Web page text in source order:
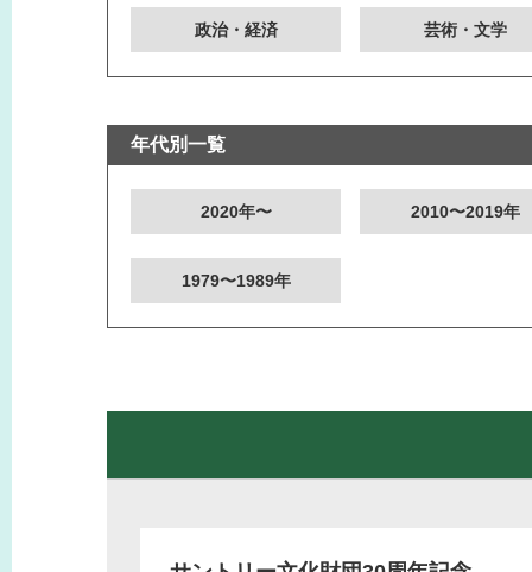
政治・経済 芸術・文学
年代別一覧
2020年〜 2010〜2019年
1979〜1989年